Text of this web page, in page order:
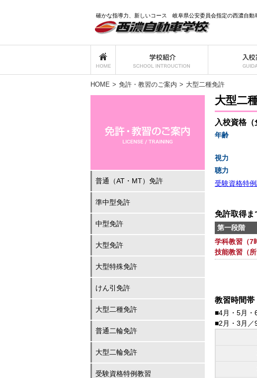
確かな指導力、新しいコース 岐阜県公安委員会指定の西濃自動
HOME > 免許・教習のご案内 > 大型二種免許
大型二
入校資格（
年齢
視力
聴力
受験資格特
免許取得ま
第一段階
学科教習（7
技能教習（所
教習時間帯
■4月・5月・
■2月・3月
普通（AT・MT）免許
準中型免許
中型免許
大型免許
大型特殊免許
けん引免許
大型二種免許
普通二輪免許
大型二輪免許
受験資格特例教習